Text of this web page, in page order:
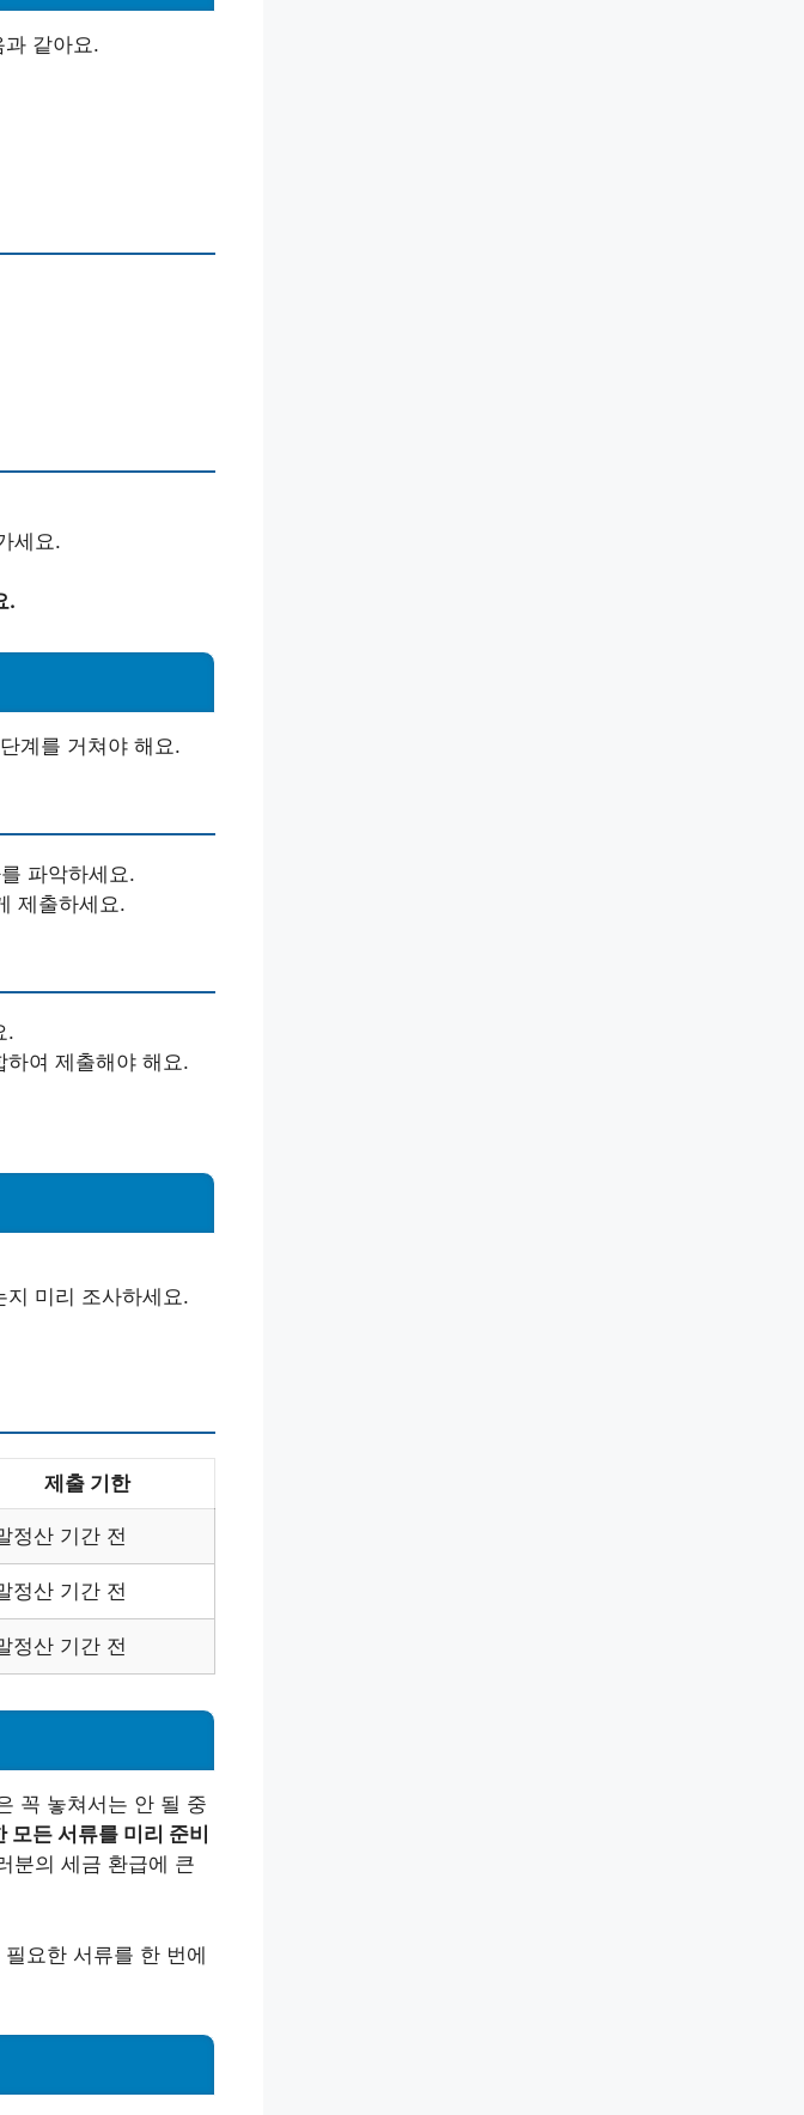
같아요.
세요.
.
계를 거쳐야 해요.
파악하세요.
제출하세요.
.
여 제출해야 해요.
미리 조사하세요.
제출 기한
정산 기간 전
정산 기간 전
정산 기간 전
꼭 놓쳐서는 안 될 중
든 서류를 미리 준비
분의 세금 환급에 큰
요한 서류를 한 번에